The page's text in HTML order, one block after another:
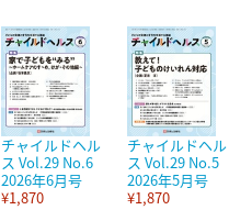
チャイルドヘル
ス Vol.29 No.6
2026年6月号
¥1,870
チャイルドヘル
ス Vol.29 No.5
2026年5月号
¥1,870